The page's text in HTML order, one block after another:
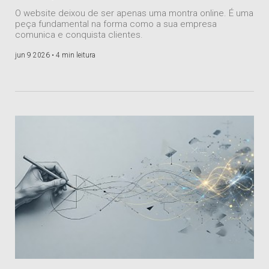
O website deixou de ser apenas uma montra online. É uma
peça fundamental na forma como a sua empresa
comunica e conquista clientes.
jun 9 2026 • 4 min leitura